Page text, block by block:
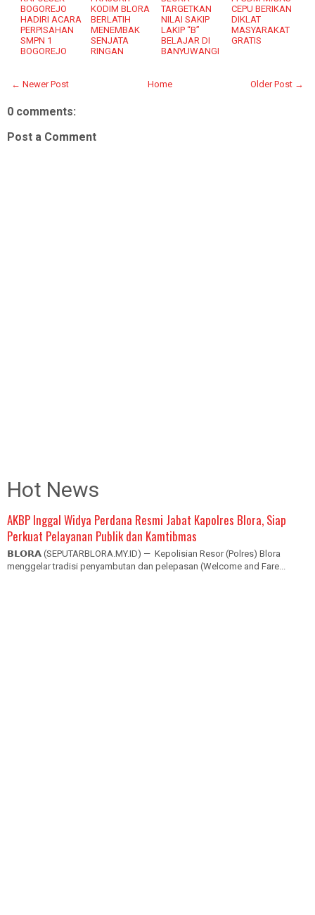
BOGOREJO
HADIRI ACARA
PERPISAHAN
SMPN 1
BOGOREJO
KODIM BLORA
BERLATIH
MENEMBAK
SENJATA
RINGAN
TARGETKAN
NILAI SAKIP
LAKIP “B”
BELAJAR DI
BANYUWANGI
CEPU BERIKAN
DIKLAT
MASYARAKAT
GRATIS
← Newer Post Older Post →
Home
0 comments:
Post a Comment
Hot News
AKBP Inggal Widya Perdana Resmi Jabat Kapolres Blora, Siap
Perkuat Pelayanan Publik dan Kamtibmas
𝗕𝗟𝗢𝗥𝗔 (SEPUTARBLORA.MY.ID) — Kepolisian Resor (Polres) Blora
menggelar tradisi penyambutan dan pelepasan (Welcome and Fare...